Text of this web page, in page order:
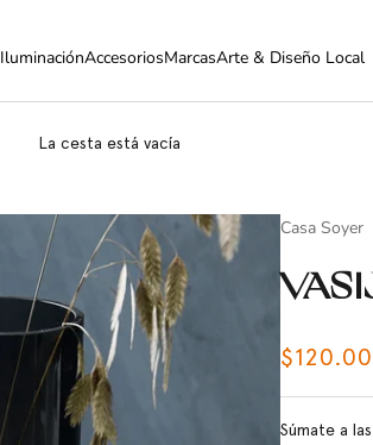
IluminaciónAccesoriosMarcasArte & Diseño Local
La cesta está vacía
Casa Soyer
Precio
$120.00
Súmate a